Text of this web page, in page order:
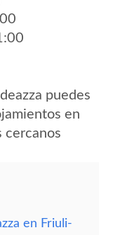
puedes
en
cercanos
en Friuli-